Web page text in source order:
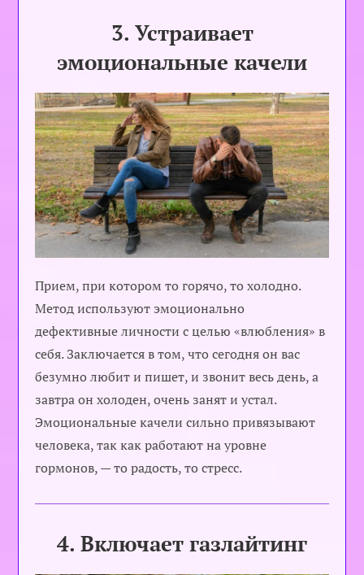
3. Устраивает
эмоциональные качели
Прием, при котором то горячо, то холодно.
Метод используют эмоционально
дефективные личности с целью «влюбления» в
себя. Заключается в том, что сегодня он вас
безумно любит и пишет, и звонит весь день, а
завтра он холоден, очень занят и устал.
Эмоциональные качели сильно привязывают
человека, так как работают на уровне
гормонов, — то радость, то стресс.
4. Включает газлайтинг